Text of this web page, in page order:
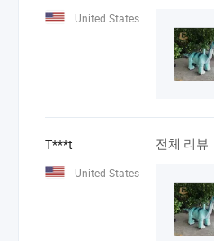
United States
T***t
United States
전체 리뷰